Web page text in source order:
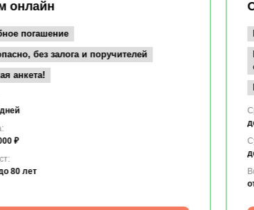
онлайн
погашение
без залога и поручителей
анкета!
₽
80 лет